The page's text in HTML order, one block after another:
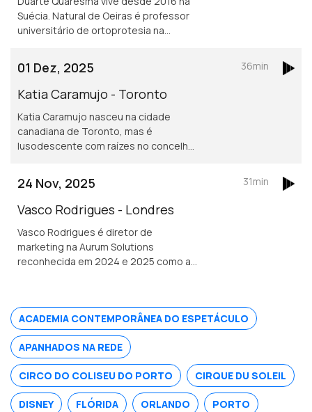
Suécia. Natural de Oeiras é professor
universitário de ortoprotesia na
dispositivos para mover cotovelos e
mãos em pessoas que tenham sofrido
um AVC.
01 Dez, 2025
Katia Caramujo - Toronto
Katia Caramujo nasceu na cidade
canadiana de Toronto, mas é
lusodescente com raízes no concelho
conselheira das comunidades
portuguesas.
36min
24 Nov, 2025
Vasco Rodrigues - Londres
Vasco Rodrigues é diretor de
marketing na Aurum Solutions
reconhecida em 2024 e 2025 como a
Natural de Valpaços é formado em
engenharia e gestão industrial.
31min
ACADEMIA CONTEMPORÂNEA DO ESPETÁCULO
APANHADOS NA REDE
CIRCO DO COLISEU DO PORTO CIRQUE DU SOLEIL
DISNEY FLÓRIDA ORLANDO PORTO